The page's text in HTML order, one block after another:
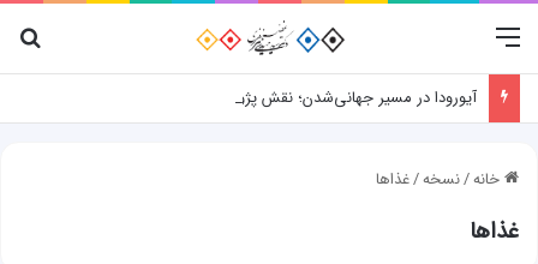
منو
آیورودا در مسیر جهانی‌شدن؛ نقش پژوهش، فناوری و شواهد علمی
خانه/نسخه/غذاها
غذاها